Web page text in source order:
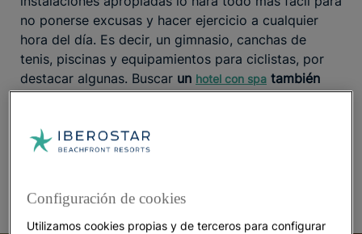
no ponerse excusas y hacer ejercicio a cualquier
hora del día. Es decir, un gimnasio, canchas de
tenis, piscinas y equipamientos para ciclistas, por
destacar algunas. Buscar un hotel con spa también
pueden ser una excelente manera de priorizar
estos elementos y lugares para hacer ejercicio o
relajarse a pocos minutos a pie de tu habitación, la
Configuración de cookies
Utilizamos cookies propias y de terceros para configurar